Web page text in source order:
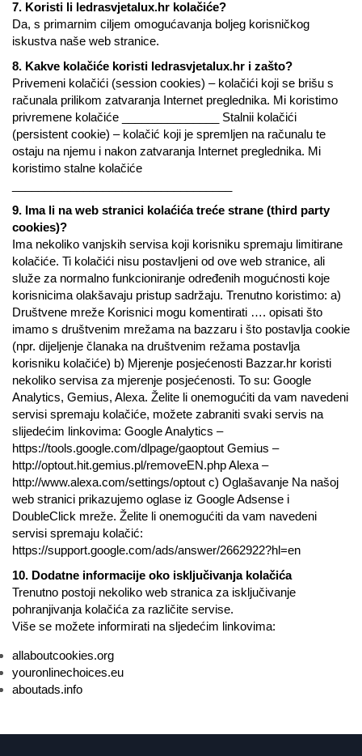
7. Koristi li ledrasvjetalux.hr kolačiće?
Da, s primarnim ciljem omogućavanja boljeg korisničkog
iskustva naše web stranice.
8. Kakve kolačiće koristi ledrasvjetalux.hr i zašto?
Privemeni kolačići (session cookies) – kolačići koji se brišu s
računala prilikom zatvaranja Internet preglednika. Mi koristimo
privremene kolačiće _______________ Stalnii kolačići
(persistent cookie) – kolačić koji je spremljen na računalu te
ostaju na njemu i nakon zatvaranja Internet preglednika. Mi
koristimo stalne kolačiće
9. Ima li na web stranici kolaćića treće strane (third party
cookies)?
Ima nekoliko vanjskih servisa koji korisniku spremaju limitirane
kolačiće. Ti kolačići nisu postavljeni od ove web stranice, ali
služe za normalno funkcioniranje određenih mogućnosti koje
korisnicima olakšavaju pristup sadržaju. Trenutno koristimo: a)
Društvene mreže Korisnici mogu komentirati …. opisati što
imamo s društvenim mrežama na bazzaru i što postavlja cookie
(npr. dijeljenje članaka na društvenim režama postavlja
korisniku kolačiće) b) Mjerenje posjećenosti Bazzar.hr koristi
nekoliko servisa za mjerenje posjećenosti. To su: Google
Analytics, Gemius, Alexa. Želite li onemogućiti da vam navedeni
servisi spremaju kolačiće, možete zabraniti svaki servis na
slijedećim linkovima: Google Analytics –
https://tools.google.com/dlpage/gaoptout Gemius –
http://optout.hit.gemius.pl/removeEN.php Alexa –
http://www.alexa.com/settings/optout c) Oglašavanje Na našoj
web stranici prikazujemo oglase iz Google Adsense i
DoubleClick mreže. Želite li onemogućiti da vam navedeni
servisi spremaju kolačić:
https://support.google.com/ads/answer/2662922?hl=en
10. Dodatne informacije oko isključivanja kolačića
Trenutno postoji nekoliko web stranica za isključivanje
pohranjivanja kolačića za različite servise.
Više se možete informirati na sljedećim linkovima:
allaboutcookies.org
youronlinechoices.eu
aboutads.info